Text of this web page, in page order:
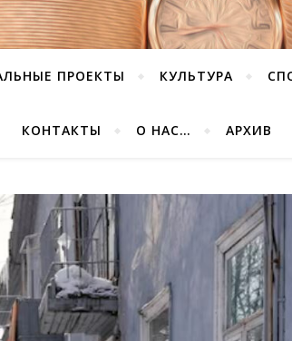
ПРОЕКТЫ КУЛЬТУРА
КОНТАКТЫ О НАС… АРХИВ